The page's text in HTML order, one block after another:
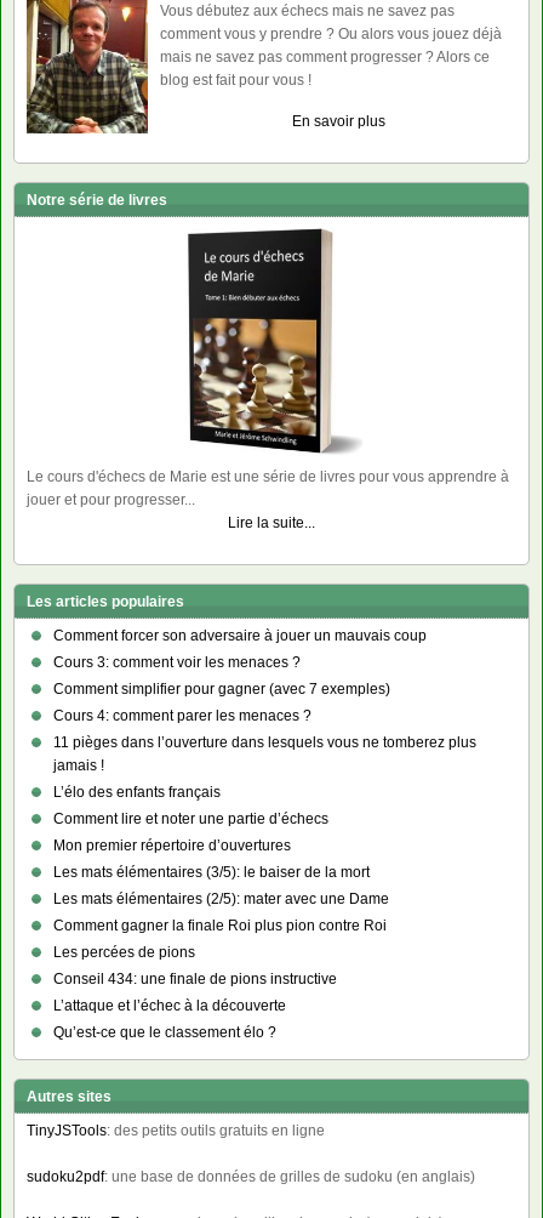
Vous débutez aux échecs mais ne savez pas
comment vous y prendre ? Ou alors vous jouez déjà
mais ne savez pas comment progresser ? Alors ce
blog est fait pour vous !
En savoir plus
Notre série de livres
Le cours d'échecs de Marie est une série de livres pour vous apprendre à
jouer et pour progresser...
Lire la suite...
Les articles populaires
Comment forcer son adversaire à jouer un mauvais coup
Cours 3: comment voir les menaces ?
Comment simplifier pour gagner (avec 7 exemples)
Cours 4: comment parer les menaces ?
11 pièges dans l’ouverture dans lesquels vous ne tomberez plus
jamais !
L’élo des enfants français
Comment lire et noter une partie d’échecs
Mon premier répertoire d’ouvertures
Les mats élémentaires (3/5): le baiser de la mort
Les mats élémentaires (2/5): mater avec une Dame
Comment gagner la finale Roi plus pion contre Roi
Les percées de pions
Conseil 434: une finale de pions instructive
L’attaque et l’échec à la découverte
Qu’est-ce que le classement élo ?
Autres sites
TinyJSTools: des petits outils gratuits en ligne
sudoku2pdf: une base de données de grilles de sudoku (en anglais)